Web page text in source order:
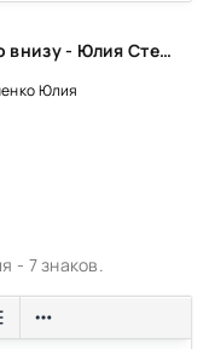
Небо внизу - Юлия Стешенко
Юлия
- 7 знаков.